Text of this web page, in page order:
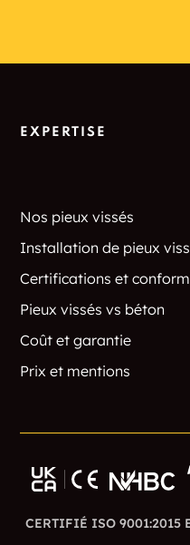
EXPERTISE
Nos pieux vissés
Installation de pieux
Certifications et
Pieux vissés vs béton
Coût et garantie
Prix et mentions
CERTIFIÉ ISO 9001:2015